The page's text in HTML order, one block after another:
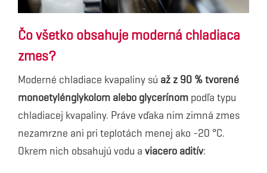
Čo všetko obsahuje moderná chladiaca
zmes?
Moderné chladiace kvapaliny sú až z 90 % tvorené
monoetylénglykolom alebo glycerínom podľa typu
chladiacej kvapaliny. Práve vďaka nim zimná zmes
nezamrzne ani pri teplotách menej ako -20 °C.
Okrem nich obsahujú vodu a viacero aditív: